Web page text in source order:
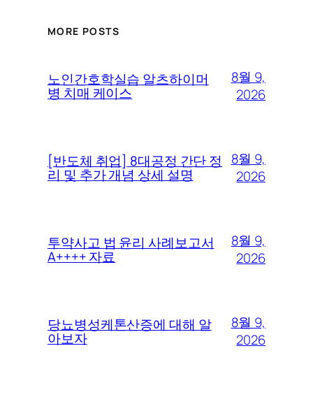
MORE POSTS
노인간호학실습 알츠하이머
병 치매 케이스
8월 9,
2026
[반도체 취업] 8대공정 간단 정
리 및 추가 개념 상세 설명
8월 9,
2026
투약사고 법 윤리 사례보고서
A++++ 자료
8월 9,
2026
당뇨병성케톤산증에 대해 알
아보자
8월 9,
2026